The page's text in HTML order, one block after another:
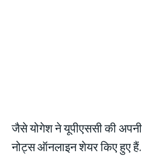
जैसे योगेश ने यूपीएससी की अपनी
नोट्स ऑनलाइन शेयर किए हुए